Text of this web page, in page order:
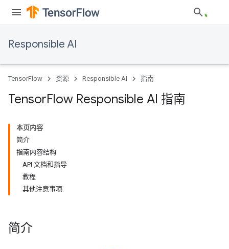
Responsible AI
TensorFlow 资源 Responsible AI 指南
TensorFlow Responsible AI 指南
本页内容
简介
指南内容结构
API 文档和指导
教程
其他注意事项
简介